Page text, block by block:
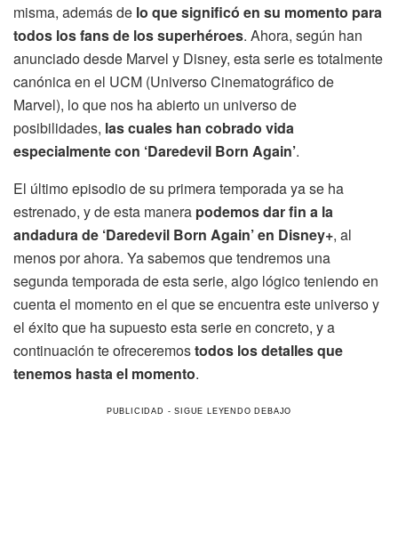
misma, además de lo que significó en su momento para
todos los fans de los superhéroes. Ahora, según han
anunciado desde Marvel y Disney, esta serie es totalmente
canónica en el UCM (Universo Cinematográfico de
Marvel), lo que nos ha abierto un universo de
posibilidades, las cuales han cobrado vida
especialmente con ‘Daredevil Born Again’.
El último episodio de su primera temporada ya se ha
estrenado, y de esta manera podemos dar fin a la
andadura de ‘Daredevil Born Again’ en Disney+, al
menos por ahora. Ya sabemos que tendremos una
segunda temporada de esta serie, algo lógico teniendo en
cuenta el momento en el que se encuentra este universo y
el éxito que ha supuesto esta serie en concreto, y a
continuación te ofreceremostodos los detalles que
tenemos hasta el momento.